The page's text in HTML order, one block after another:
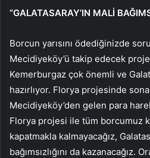
“GALATASARAY’IN MALİ
Borcun yarısını ödediğinizde
Mecidiyeköy’ü takip edecek
Kemerburgaz çok önemli ve
hazırlıyor. Florya projesinde
Mecidiyeköy’den gelen para
Florya projesi ile tüm borcumuz
kapatmakla kalmayacağız,
bağımsızlığını da kazanacağız.